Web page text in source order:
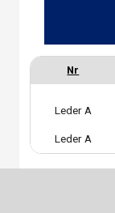
Leder A
Leder A